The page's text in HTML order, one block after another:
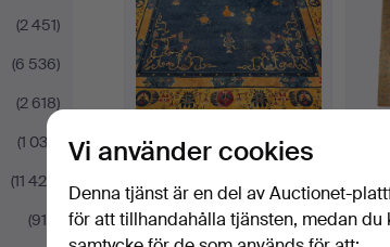
(2 451)
(6 536)
(2 618)
(1 032)
(11 429)
(915)
171.Stor kinesisk matta i ull
från första hälf…
Sålt
519 USD
Sålt
Vi använder cookies
Denna tjänst är en del av Auctionet-
för att tillhandahålla tjänsten, medan